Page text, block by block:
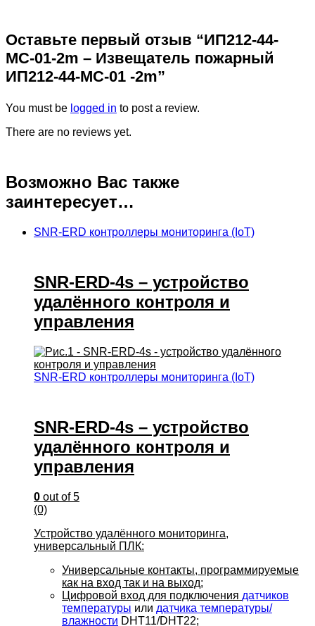
Оставьте первый отзыв “ИП212-44-
МС-01-2m – Извещатель пожарный
ИП212-44-МС-01 -2m”
You must be logged in to post a review.
There are no reviews yet.
Возможно Вас также
заинтересует…
SNR-ERD контроллеры мониторинга (IoT)
SNR-ERD-4s – устройство
удалённого контроля и
управления
SNR-ERD контроллеры мониторинга (IoT)
SNR-ERD-4s – устройство
удалённого контроля и
управления
0 out of 5
(0)
Устройство удалённого мониторинга,
универсальный ПЛК:
Универсальные контакты, программируемые
как на вход так и на выход;
Цифровой вход для подключения датчиков
температуры или датчика температуры/
влажности DHT11/DHT22;